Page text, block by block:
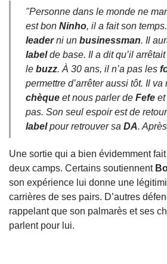
"Personne dans le monde ne
est bon Ninho, il a fait son
leaderni un businessman. Il
labelde base. Il a dit qu’il
le buzz. À 30 ans, il n’a pas les
permettre d’arrêter aussi tôt. Il
chèque et nous parler de Fefe et
pas. Son seul espoir est de
labelpour retrouver sa DA.
Une sortie qui a bien évidemment
deux camps. Certains soutiennent
son expérience lui donne une
carrières de ses pairs. D’autres
rappelant que son palmarès et ses
parlent pour lui.